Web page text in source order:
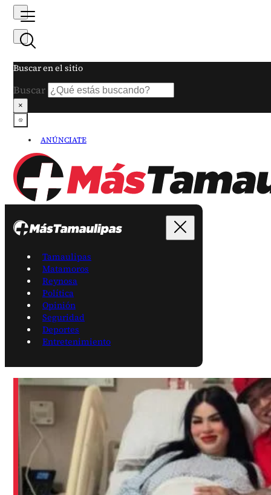
Buscar en el sitio
Buscar
×
ANÚNCIATE
Tamaulipas
Matamoros
Reynosa
Política
Opinión
Seguridad
Deportes
Entretenimiento